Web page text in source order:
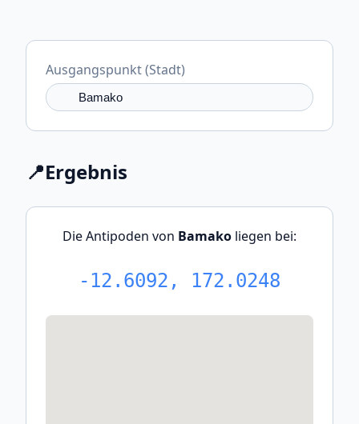
Ausgangspunkt (Stadt)
📍Ergebnis
Die Antipoden von Bamako liegen bei:
-12.6092, 172.0248